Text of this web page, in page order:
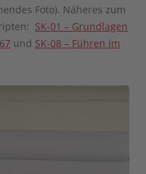
Foto). Näheres zum
SK-01 – Grundlagen
und SK-08 – Führen im